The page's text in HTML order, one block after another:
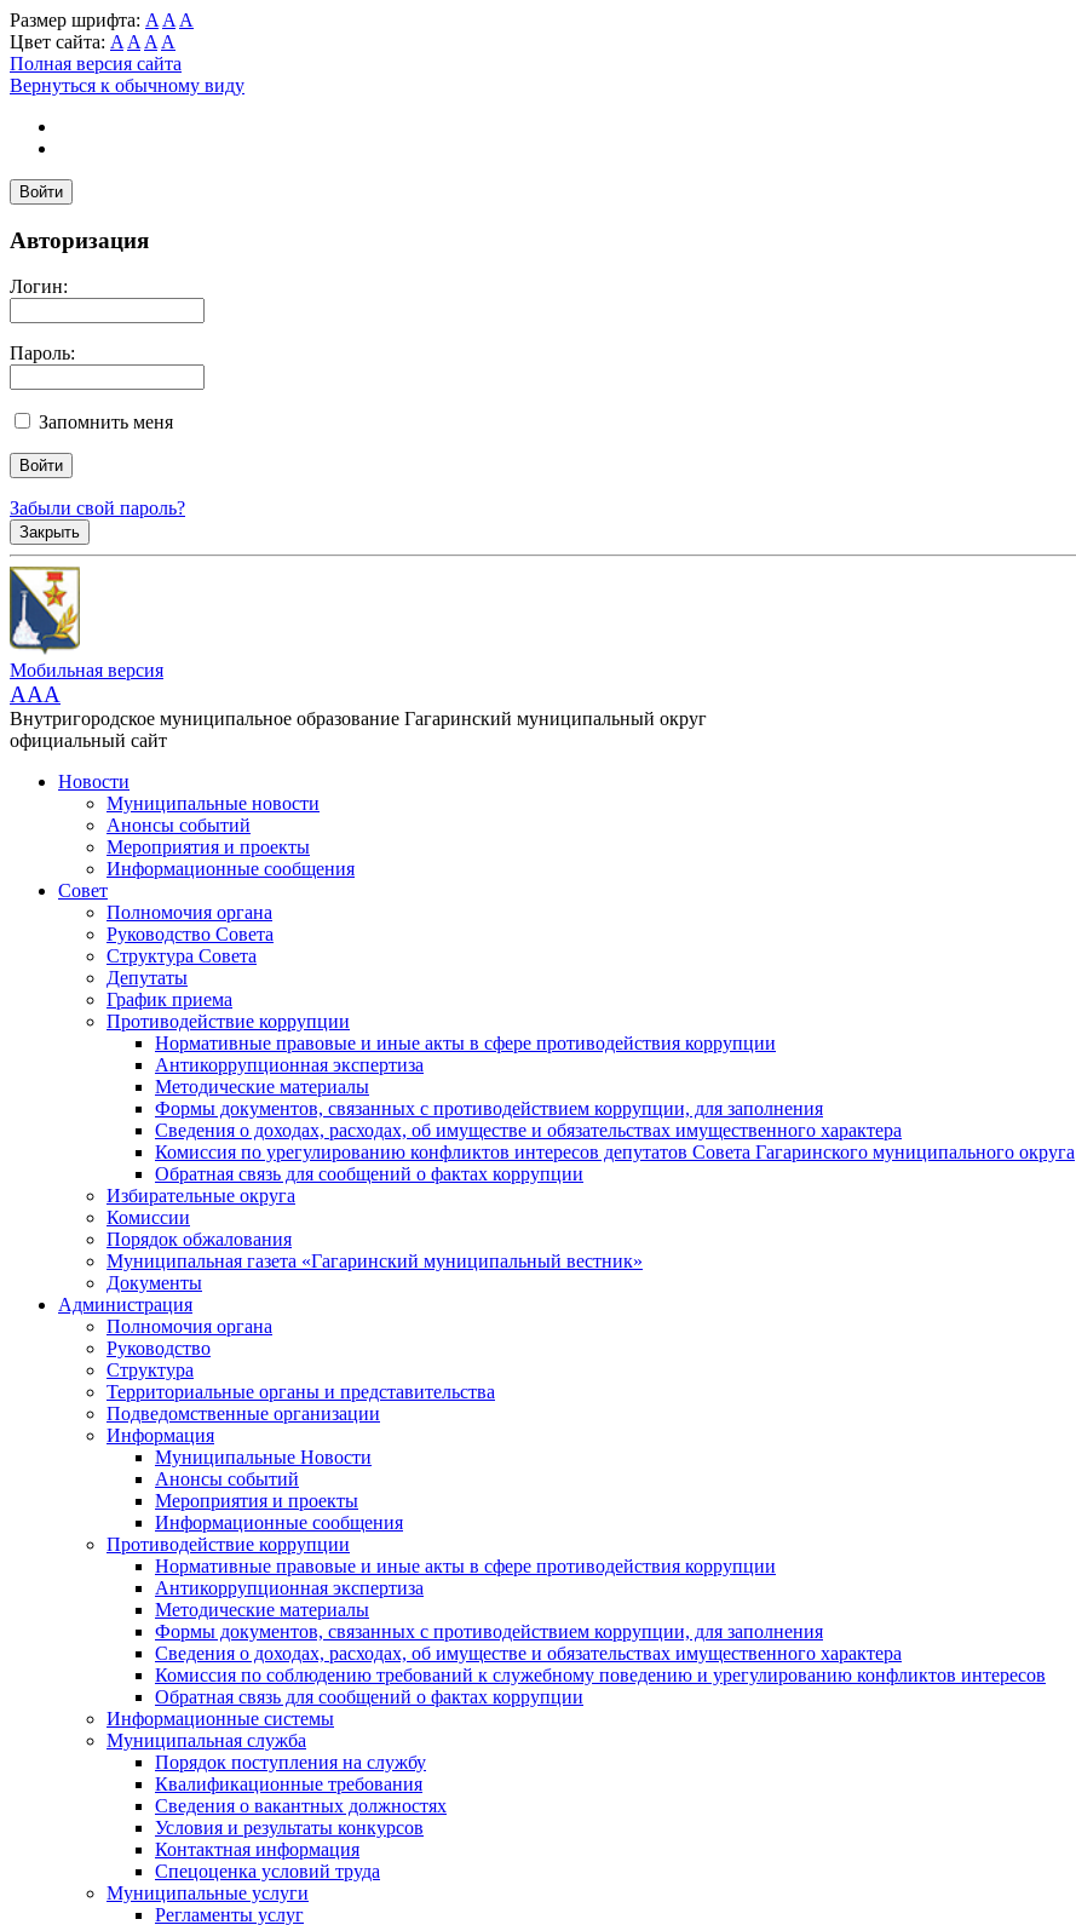
Размер шрифта: A A A
Цвет сайта: A A A A
Полная версия сайта
Вернуться к обычному виду
Войти
Авторизация
Логин:
Пароль:
Запомнить меня
Забыли свой пароль?
Закрыть
Мобильная версия
AAA
Внутригородское муниципальное образование Гагаринский муниципальный округ
официальный сайт
Новости
Муниципальные новости
Анонсы событий
Мероприятия и проекты
Информационные сообщения
Совет
Полномочия органа
Руководство Совета
Структура Совета
Депутаты
График приема
Противодействие коррупции
Нормативные правовые и иные акты в сфере противодействия коррупции
Антикоррупционная экспертиза
Методические материалы
Формы документов, связанных с противодействием коррупции, для заполнения
Сведения о доходах, расходах, об имуществе и обязательствах имущественного характера
Комиссия по урегулированию конфликтов интересов депутатов Совета Гагаринского муниципального округа
Обратная связь для сообщений о фактах коррупции
Избирательные округа
Комиссии
Порядок обжалования
Муниципальная газета «Гагаринский муниципальный вестник»
Документы
Администрация
Полномочия органа
Руководство
Структура
Территориальные органы и представительства
Подведомственные организации
Информация
Муниципальные Новости
Анонсы событий
Мероприятия и проекты
Информационные сообщения
Противодействие коррупции
Нормативные правовые и иные акты в сфере противодействия коррупции
Антикоррупционная экспертиза
Методические материалы
Формы документов, связанных с противодействием коррупции, для заполнения
Сведения о доходах, расходах, об имуществе и обязательствах имущественного характера
Комиссия по соблюдению требований к служебному поведению и урегулированию конфликтов интересов
Обратная связь для сообщений о фактах коррупции
Информационные системы
Муниципальная служба
Порядок поступления на службу
Квалификационные требования
Сведения о вакантных должностях
Условия и результаты конкурсов
Контактная информация
Спецоценка условий труда
Муниципальные услуги
Регламенты услуг